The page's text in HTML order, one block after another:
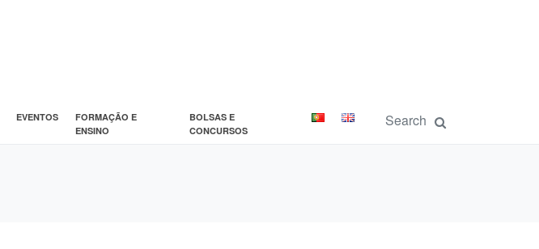
EVENTOS
FORMAÇÃO E
ENSINO
BOLSAS E
CONCURSOS